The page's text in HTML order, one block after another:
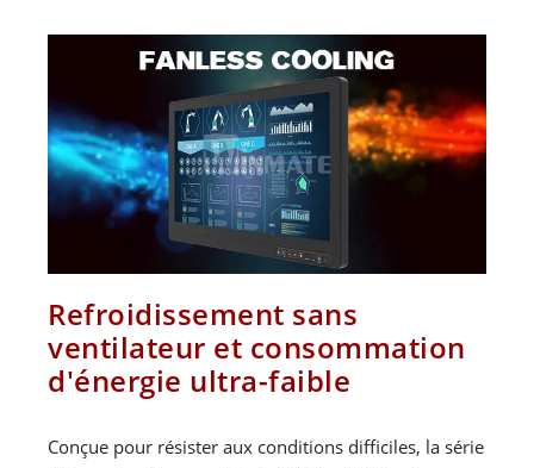
Refroidissement sans
ventilateur et consommation
d'énergie ultra-faible
Conçue pour résister aux conditions difficiles, la série